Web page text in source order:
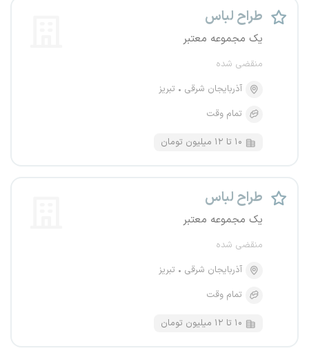
طراح لباس
یک مجموعه معتبر
منقضی شده
آذربایجان شرقی
تبریز
تمام وقت
۱۰ تا ۱۲ میلیون تومان
طراح لباس
یک مجموعه معتبر
منقضی شده
آذربایجان شرقی
تبریز
تمام وقت
۱۰ تا ۱۲ میلیون تومان